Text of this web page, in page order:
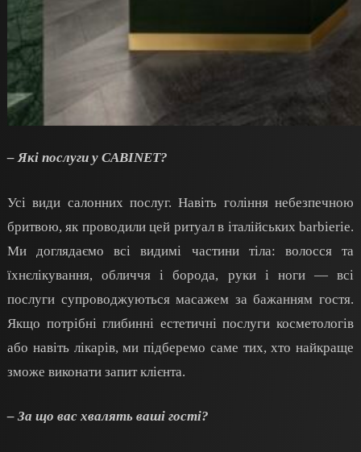
– Які послуги у CABINET?
Усі види салонних послуг. Навіть гоління небезпечною
бритвою, як проводили цей ритуал в італійських barbieriе.
Ми доглядаємо всі видимі частини тіла: волосся та
їхнєлікування, обличчя і борода, руки і ноги — всі
послуги супроводжуються масажем за бажанням гостя.
Якщо потрібні глибинні естетичні послуги косметологів
або навіть лікарів, ми підберемо саме тих, хто найкраще
зможе виконати запит клієнта.
– За що вас хвалять ваші гості?